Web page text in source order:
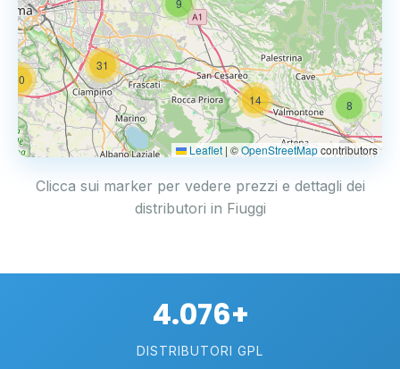
20
9
31
8
14
Leaflet | ©OpenStreetMapcontributors
Clicca sui marker per vedere prezzi e dettagli dei
distributori in Fiuggi
4.076+
DISTRIBUTORI GPL